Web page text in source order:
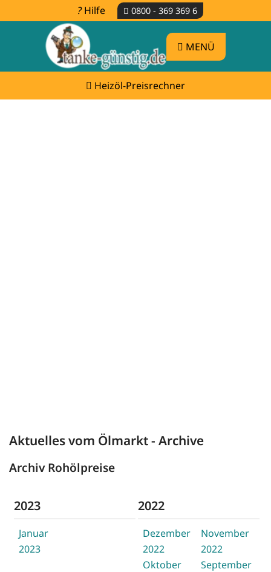
Hilfe 0800 - 369 369 6
MENÜ
Heizöl-Preisrechner
Aktuelles vom Ölmarkt - Archive
Archiv Rohölpreise
2023
Januar
2023
2022
Dezember
2022
November
2022
Oktober
September